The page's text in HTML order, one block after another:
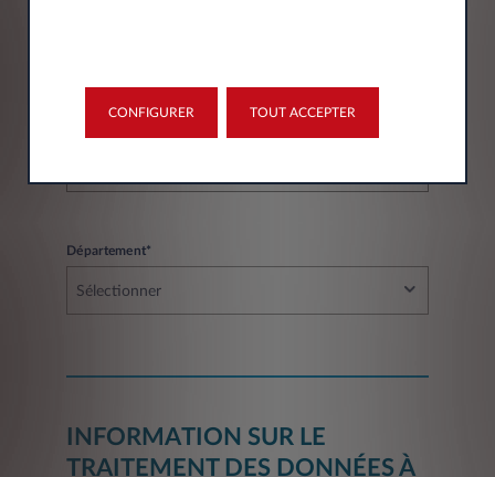
Département*
Sélectionner
INFORMATION SUR LE
TRAITEMENT DES DONNÉES À
CONFIGURER TOUT ACCEPTER